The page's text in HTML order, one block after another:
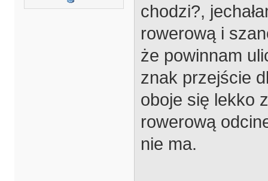
chodzi?,
rowerową i
że powinnam
znak przejście
oboje się lekko
rowerową
nie ma.